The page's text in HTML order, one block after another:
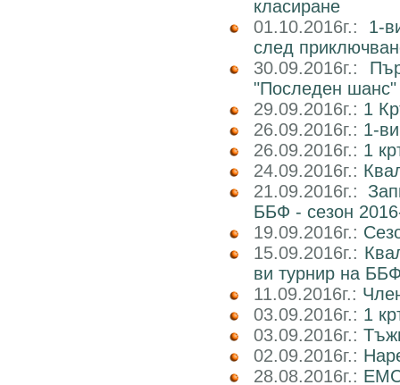
класиране
01.10.2016г.: 1-
след
30.09.2016г.:
"Последен шанс"
29.09.2016г.: 1
26.09.2016г.: 1-
26.09.2016г.: 1
24.09.2016г.:
21.09.2016г.:
ББФ - сезон
19.09.2016г.:
15.09.2016г.:
ви турнир на
11.09.2016г.:
03.09.2016г.: 1
03.09.2016г.:
02.09.2016г.:
28.08.2016г.: